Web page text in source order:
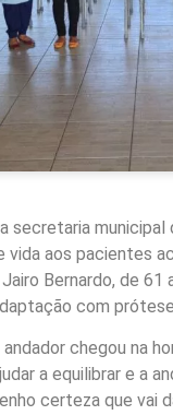
secretaria
vida aos pacientes
Bernardo, de
com
chegou na
a equilibrar e a
certeza que vai